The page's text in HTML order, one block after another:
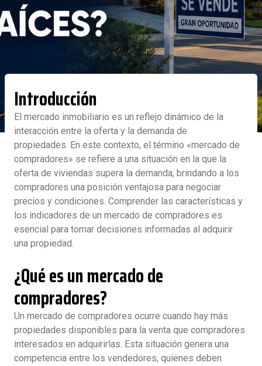
Introducción
El mercado inmobiliario es un reflejo dinámico de la
interacción entre la oferta y la demanda de
propiedades. En este contexto, el término «mercado de
compradores» se refiere a una situación en la que la
oferta de viviendas supera la demanda, brindando a los
compradores una posición ventajosa para negociar
precios y condiciones. Comprender las características y
los indicadores de un mercado de compradores es
esencial para tomar decisiones informadas al adquirir
una propiedad.
¿Qué es un mercado de
compradores?
Un mercado de compradores ocurre cuando hay más
propiedades disponibles para la venta que compradores
interesados en adquirirlas. Esta situación genera una
competencia entre los vendedores, quienes deben